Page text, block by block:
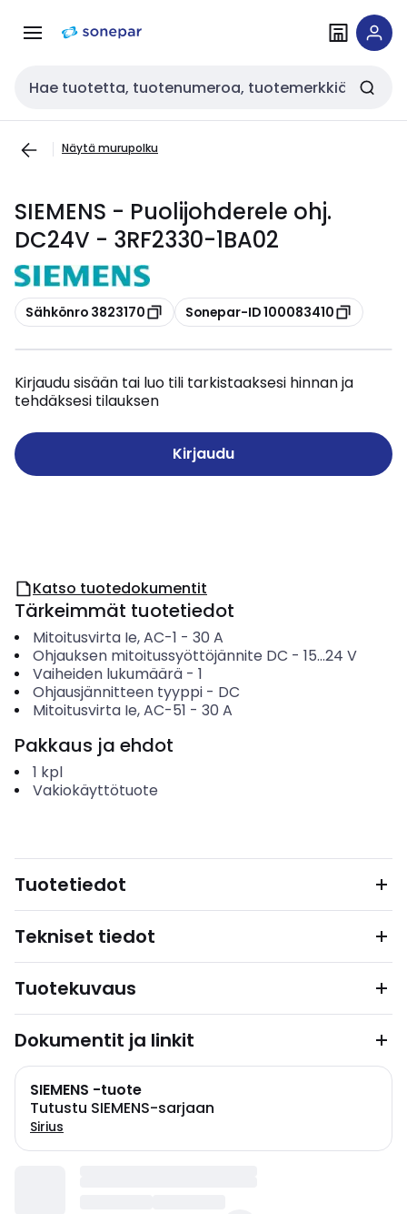
navigointiinsisältöön
Haku
Näytä murupolku
SIEMENS - Puolijohderele ohj.
DC24V - 3RF2330-1BA02
Kopioi
Sähkönro 3823170 Kopioi
Sonepar-ID 100083410
Kirjaudu sisään tai luo tili tarkistaaksesi hinnan ja
tehdäksesi tilauksen
Kirjaudu
Katso tuotedokumentit
Tärkeimmät tuotetiedot
Mitoitusvirta Ie, AC-1 - 30 A
Ohjauksen mitoitussyöttöjännite DC - 15...24 V
Vaiheiden lukumäärä- 1
Ohjausjännitteen tyyppi- DC
Mitoitusvirta Ie, AC-51 - 30 A
Pakkaus ja ehdot
1 kpl
Vakiokäyttötuote
Tuotetiedot
Tekniset tiedot
Tuotekuvaus
Dokumentit ja linkit
SIEMENS -tuote
Tutustu SIEMENS-sarjaan
Sirius